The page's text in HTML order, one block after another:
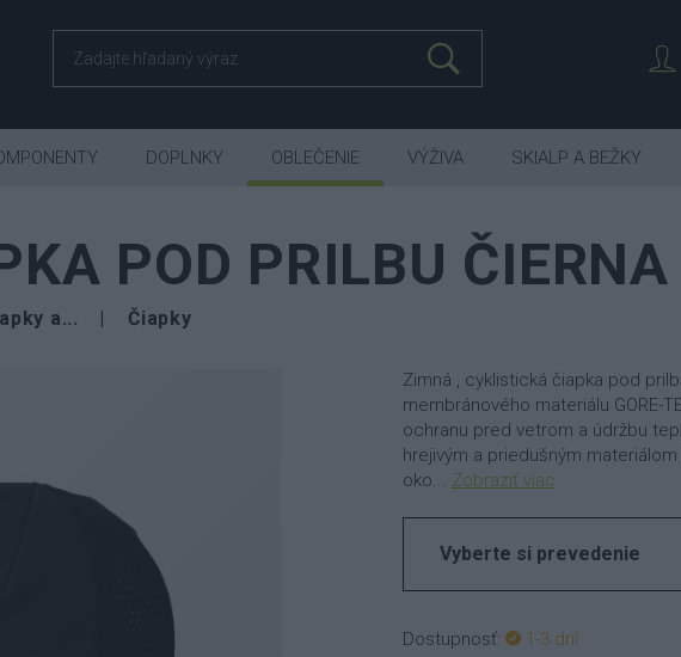
POD PRILBU ČIERNA
a... Čiapky
Zimná , cyklistická čiapka pod
membránového materiálu GORE-
ochranu pred vetrom a údržbu
hrejivým a priedušným
oko... Zobraziť viac
Vyberte si prevedenie
Dostupnosť: 1-3 dní
DOPLNKY OBLEČENIE VÝŽIVA SKIALP A BEŽKY